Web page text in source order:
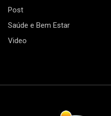
Post
Saúde e Bem Estar
Video